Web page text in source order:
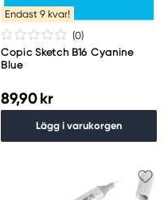
Endast 9 kvar!
(0)
Copic Sketch B16 Cyanine
Blue
89,90 kr
Lägg i varukorgen